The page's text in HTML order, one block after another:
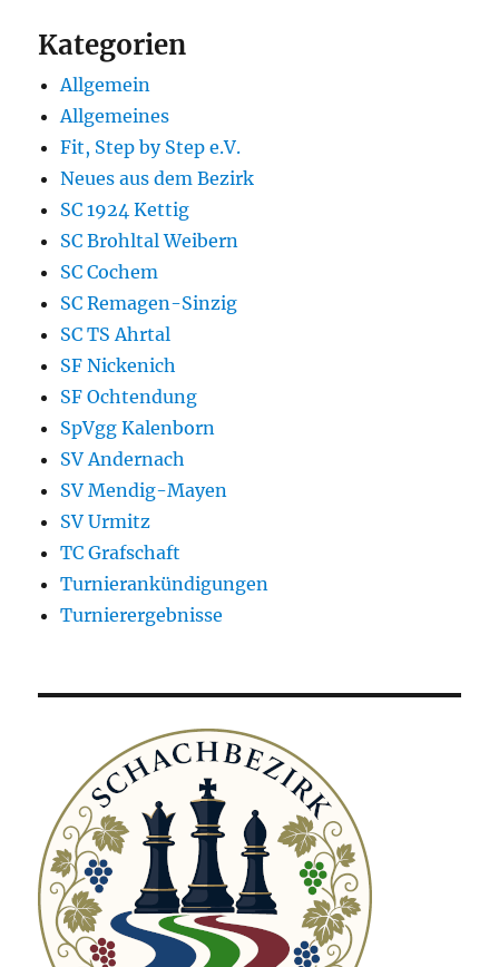
Kategorien
Allgemein
Allgemeines
Fit, Step by Step e.V.
Neues aus dem Bezirk
SC 1924 Kettig
SC Brohltal Weibern
SC Cochem
SC Remagen-Sinzig
SC TS Ahrtal
SF Nickenich
SF Ochtendung
SpVgg Kalenborn
SV Andernach
SV Mendig-Mayen
SV Urmitz
TC Grafschaft
Turnierankündigungen
Turnierergebnisse